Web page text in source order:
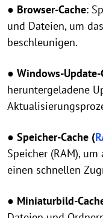
● Browser-Cache:
und Dateien, um
beschleunigen.
● Windows-Update-
heruntergeladene
● Speicher-Cache (
Speicher (RAM),
einen schnellen
● Miniaturbild-